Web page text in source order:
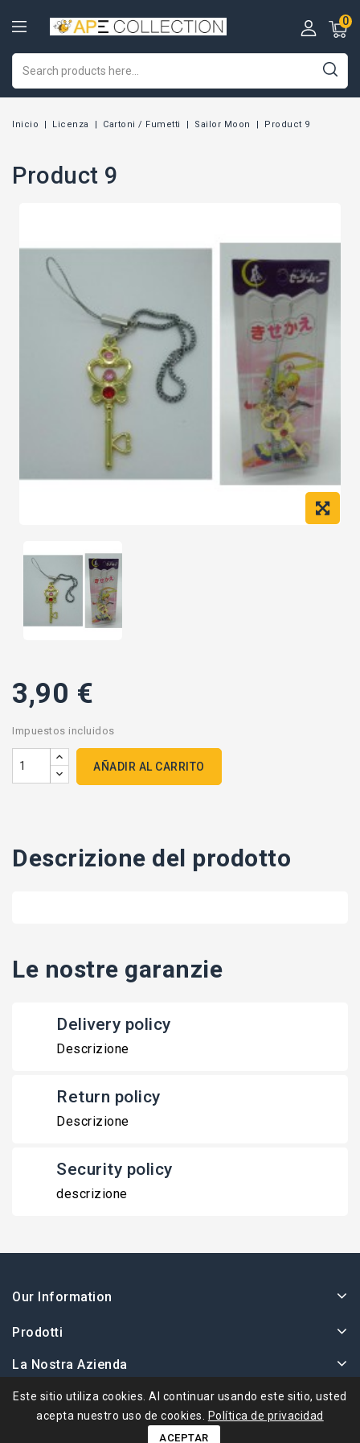
0
Inicio Licenza Cartoni / Fumetti Sailor Moon Product 9
Product 9
3,90 €
Impuestos incluidos
AÑADIR AL CARRITO
Descrizione del prodotto
Le nostre garanzie
Delivery policy
Descrizione
Return policy
Descrizione
Security policy
descrizione
Our Information
Prodotti
La Nostra Azienda
Su Cuenta
Este sitio utiliza cookies. Al continuar usando este sitio, usted
acepta nuestro uso de cookies.
Política de privacidad
ACEPTAR